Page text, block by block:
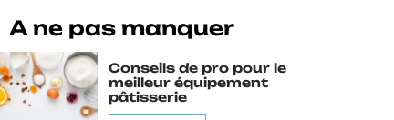
A ne pas manquer
Conseils de pro pour le
meilleur équipement
pâtisserie